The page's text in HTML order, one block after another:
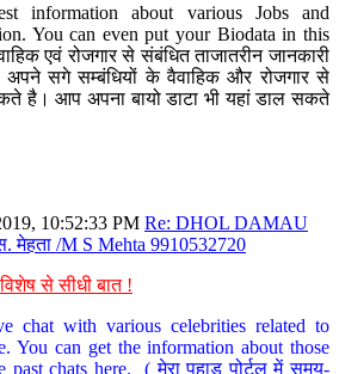
information about various Jobs and
You can even put your Biodata in this
एवं रोजगार से संबंधित ताजातरीन जानकारी
सगे सम्बंधियों के वैवाहिक और रोजगार से
है। आप अपना बायो डाटा भी यहां डाल सकते
10:52:33 PM Re: DHOL DAMAU
मेहता /M S Mehta 9910532720
से सीधी बात !
chat with various celebrities related to
You can get the information about those
past chats here. ( मेरा पहाड़ पोर्टल में समय-